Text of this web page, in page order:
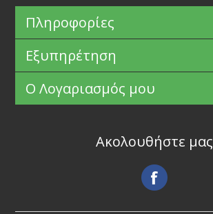
Πληροφορίες
Εξυπηρέτηση
Ο Λογαριασμός μου
Ακολουθήστε μας